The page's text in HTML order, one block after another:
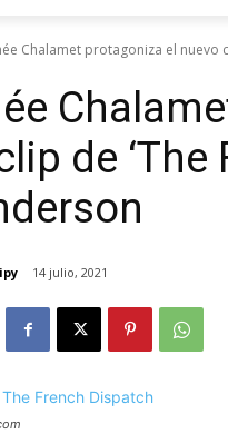
Chalamet protagoniza el nuevo
de ‘The
14 julio, 2021